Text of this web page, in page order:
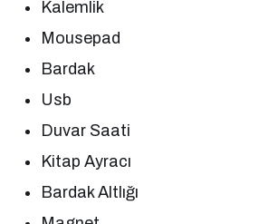
Kalemlik
Mousepad
Bardak
Usb
Duvar Saati
Kitap Ayracı
Bardak Altlığı